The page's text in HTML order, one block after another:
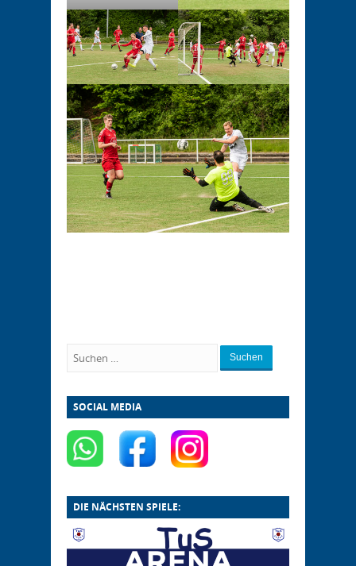
Suchen
SOCIAL MEDIA
DIE NÄCHSTEN SPIELE: